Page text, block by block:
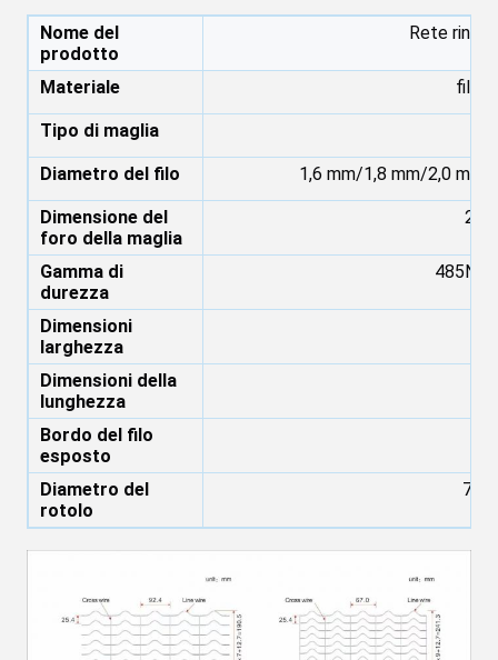
Nome del
prodotto
Rete
Materiale filo
Tipo di maglia
Diametro del filo 1,6 mm/1,8 mm/2,0
Dimensione del
foro della maglia
Gamma di
durezza
485N/
Dimensioni
larghezza
Dimensioni della
lunghezza
Bordo del filo
esposto
Diametro del
rotolo